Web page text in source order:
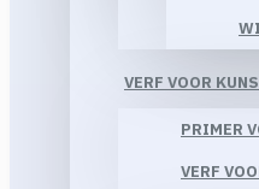
VERF VOOR
PRIMER
VERF